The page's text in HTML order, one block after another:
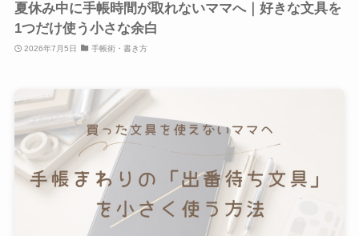
夏休み中に手帳時間が取れないママへ｜好きな文具を
1つだけ使う小さな余白
2026年7月5日 手帳術・書き方